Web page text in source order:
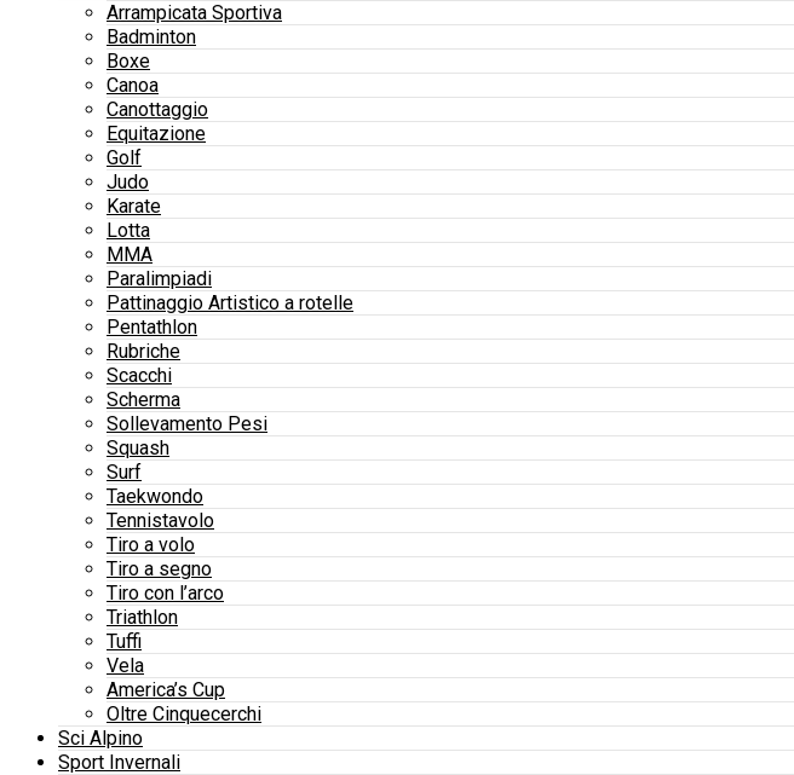
Arrampicata Sportiva
Badminton
Boxe
Canoa
Canottaggio
Equitazione
Golf
Judo
Karate
Lotta
MMA
Paralimpiadi
Pattinaggio Artistico a rotelle
Pentathlon
Rubriche
Scacchi
Scherma
Sollevamento Pesi
Squash
Surf
Taekwondo
Tennistavolo
Tiro a volo
Tiro a segno
Tiro con l’arco
Triathlon
Tuffi
Vela
America’s Cup
Oltre Cinquecerchi
Sci Alpino
Sport Invernali